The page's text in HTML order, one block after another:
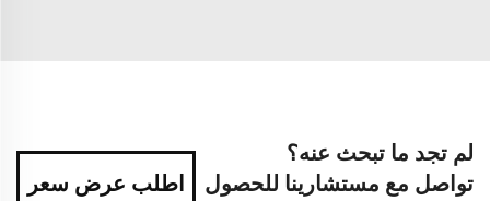
لم تجد ما تبحث عنه؟
تواصل مع مستشارينا للحصول
اطلب عرض سعر